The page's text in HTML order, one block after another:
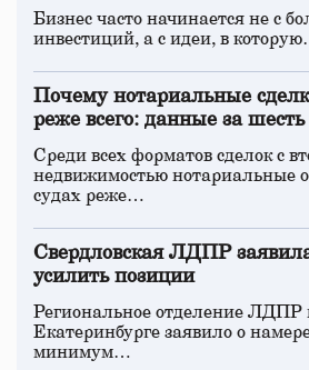
Бизнес часто начинается не с
инвестиций, а с идеи, в
Почему нотариальные
реже всего: данные за шесть
Среди всех форматов сделок с
недвижимостью нотариальные
судах реже…
Свердловская ЛДПР
усилить позиции
Региональное отделение ЛДПР
Екатеринбурге заявило о
минимум…